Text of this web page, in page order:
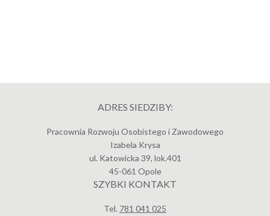
ADRES SIEDZIBY:
Pracownia Rozwoju Osobistego i Zawodowego
Izabela Krysa
ul. Katowicka 39, lok.401
45-061 Opole
SZYBKI KONTAKT
Tel. 781 041 025